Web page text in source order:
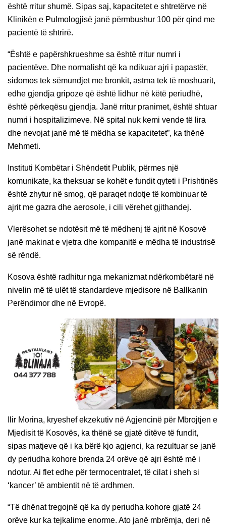
është rritur shumë. Sipas saj, kapacitetet e shtretërve në
Klinikën e Pulmologjisë janë përmbushur 100 për qind me
pacientë të shtrirë.
“Është e papërshkrueshme sa është rritur numri i
pacientëve. Dhe normalisht që ka ndikuar ajri i papastër,
sidomos tek sëmundjet me bronkit, astma tek të moshuarit,
edhe gjendja gripoze që është lidhur në këtë periudhë,
është përkeqësu gjendja. Janë rritur pranimet, është shtuar
numri i hospitalizimeve. Në spital nuk kemi vende të lira
dhe nevojat janë më të mëdha se kapacitetet”, ka thënë
Mehmeti.
Instituti Kombëtar i Shëndetit Publik, përmes një
komunikate, ka theksuar se kohët e fundit qyteti i Prishtinës
është zhytur në smog, që paraqet ndotje të kombinuar të
ajrit me gazra dhe aerosole, i cili vërehet gjithandej.
Vlerësohet se ndotësit më të mëdhenj të ajrit në Kosovë
janë makinat e vjetra dhe kompanitë e mëdha të industrisë
së rëndë.
Kosova është radhitur nga mekanizmat ndërkombëtarë në
nivelin më të ulët të standardeve mjedisore në Ballkanin
Perëndimor dhe në Evropë.
Ilir Morina, kryeshef ekzekutiv në Agjencinë për Mbrojtjen e
Mjedisit të Kosovës, ka thënë se gjatë ditëve të fundit,
sipas matjeve që i ka bërë kjo agjenci, ka rezultuar se janë
dy periudha kohore brenda 24 orëve që ajri është më i
ndotur. Ai flet edhe për termocentralet, të cilat i sheh si
‘kancer’ të ambientit në të ardhmen.
“Të dhënat tregojnë që ka dy periudha kohore gjatë 24
orëve kur ka tejkalime enorme. Ato janë mbrëmja, deri në